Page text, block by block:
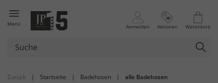
Menü Anmelden Aktionen Warenkorb
Zurück | Startseite | Badehosen | alle Badehosen